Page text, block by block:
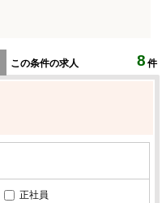
この条件の求人 8 件
正社員